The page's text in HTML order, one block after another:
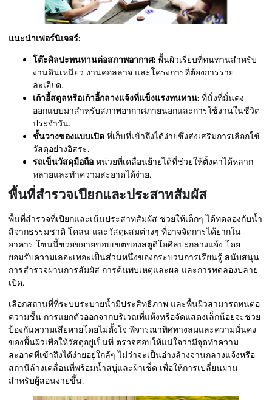
แนะนำเฟอร์นิเจอร์:
โต๊ะศิลปะทนทานต่อสภาพอากาศ: พื้นผิวเรียบที่ทนทานสำหรับ
งานดินเหนียว งานคอลลาจ และโครงการที่ต้องการราย
ละเอียด.
เก้าอี้สตูลหรือเก้าอี้กลางแจ้งที่แข็งแรงทนทาน: ที่นั่งที่มั่นคง
ออกแบบมาสำหรับสภาพอากาศภายนอกและการใช้งานในชีวิต
ประจำวัน.
ชั้นวางของแบบเปิด ที่เก็บที่เข้าถึงได้ง่ายซึ่งส่งเสริมการเลือกใช้
วัสดุอย่างอิสระ.
รถเข็นวัสดุมือถือ หน่วยที่เคลื่อนย้ายได้ที่ช่วยให้ตั้งค่าได้หลาก
หลายและทำความสะอาดได้ง่าย.
พื้นที่สำรวจเปียกและประสาทสัมผัส
พื้นที่สำรวจที่เปียกและเน้นประสาทสัมผัส ช่วยให้เด็กๆ ได้ทดลองกับน้ำ
สีจากธรรมชาติ โคลน และวัสดุผสมต่างๆ ที่อาจจัดการได้ยากใน
อาคาร โซนนี้ช่วยขยายขอบเขตของสตูดิโอศิลปะกลางแจ้ง โดย
ยอมรับความเลอะเทอะเป็นส่วนหนึ่งของกระบวนการเรียนรู้ สนับสนุน
การสำรวจผ่านการสัมผัส การค้นพบเหตุและผล และการทดลองปลาย
เปิด.
เลือกสถานที่ที่ระบบระบายน้ำมีประสิทธิภาพ และพื้นผิวสามารถทนต่อ
ความชื้น การแยกตัวออกจากบริเวณที่แห้งหรือจัดแสดงเล็กน้อยจะช่วย
ป้องกันความเสียหายโดยไม่ตั้งใจ พิจารณาทิศทางลมและความมั่นคง
ของพื้นผิวเพื่อให้วัสดุอยู่เป็นที่ ตรวจสอบให้แน่ใจว่ามีจุดทำความ
สะอาดที่เข้าถึงได้ง่ายอยู่ใกล้ๆ ไม่ว่าจะเป็นอ่างล้างจานกลางแจ้งหรือ
สถานีล้างเคลื่อนที่พร้อมน้ำสบู่และผ้าเช็ด เพื่อให้การเปลี่ยนผ่าน
สำหรับผู้สอนง่ายขึ้น.